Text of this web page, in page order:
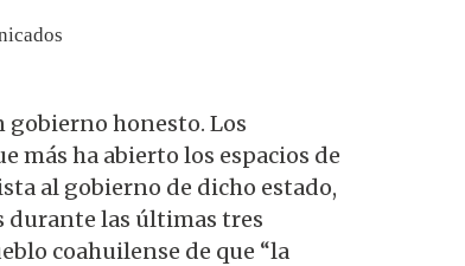
gobierno honesto. Los
más ha abierto los espacios de
al gobierno de dicho estado,
durante las últimas tres
coahuilense de que “la